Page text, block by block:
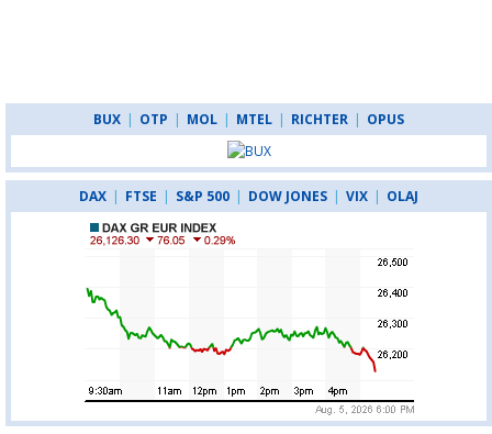
BUX | OTP | MOL | MTEL | RICHTER | OPUS
DAX | FTSE | S&P 500 | DOW JONES | VIX | OLAJ